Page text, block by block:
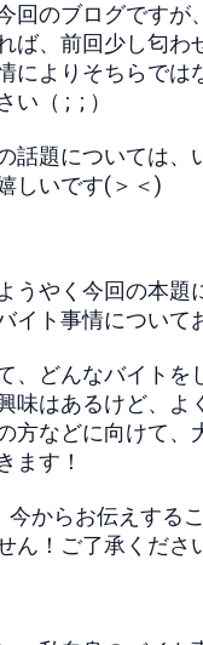
回のブログですが、
ば、前回少し匂わ
によりそちらでは
い（ ; ; ）
話題については、
しいです(＞＜)
うやく今回の本題
イト事情について
、どんなバイトを
味はあるけど、よ
方などに向けて
ます！
今からお伝えする
ん！ご了承くださ